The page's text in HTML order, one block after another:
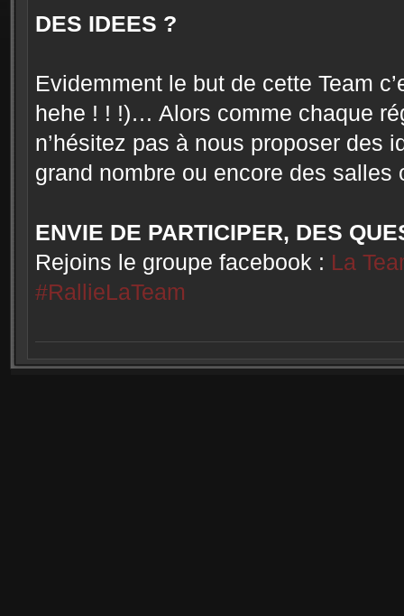
DES IDEES ?
Evidemment le but de cette Team
hehe ! ! !)… Alors comme chaque
n’hésitez pas à nous proposer des
grand nombre ou encore des
ENVIE DE PARTICIPER, DES
Rejoins le groupe facebook : La
#RallieLaTeam